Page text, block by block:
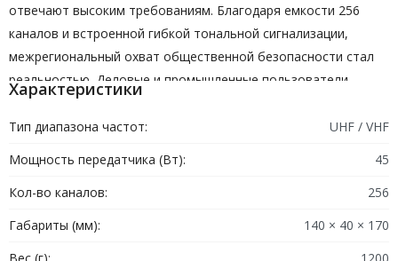
отвечают высоким требованиям. Благодаря емкости 256
каналов и встроенной гибкой тональной сигнализации,
межрегиональный охват общественной безопасности стал
реальностью. Деловые и промышленные пользователи
оценят гибкий, но простой дизайн этих защищенных
радиостанций MIL SPEC - от обычных до расширенных
Встроенный 2 тона
DTMF ANI с UT-108
Характеристики
Тип диапазона частот:
UHF / VHF
Мощность передатчика (Вт):
45
Кол-во каналов:
256
Габариты (мм):
140 × 40 × 170